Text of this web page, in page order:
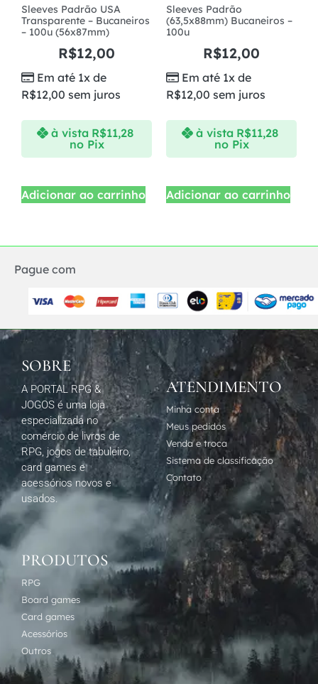
Sleeves Padrão USA
Transparente – Bucaneiros
– 100u (56x87mm)
R$12,00
Em até 1x de
R$12,00 sem juros
à vista R$11,28
no Pix
Adicionar ao carrinho
Sleeves Padrão
(63,5x88mm) Bucaneiros –
100u
R$12,00
Em até 1x de
R$12,00 sem juros
à vista R$11,28
no Pix
Adicionar ao carrinho
Pague com
SOBRE
A PORTAL RPG &
JOGOS é uma loja
especializada no
comércio de livros de
RPG, jogos de tabuleiro,
card games e
acessórios novos e
usados.
ATENDIMENTO
Minha conta
Meus pedidos
Venda e troca
Sistema de classificação
Contato
PRODUTOS
RPG
Board games
Card games
Acessórios
Outros